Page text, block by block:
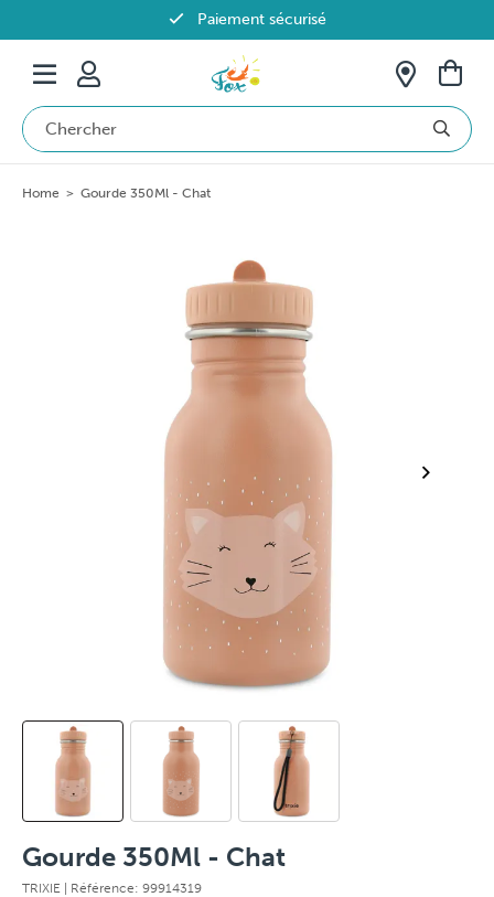
Paiement sécurisé
Livraison offerte dès 69€ en Belgique
Home > Gourde 350Ml - Chat
Gourde 350Ml - Chat
TRIXIE | Référence: 99914319